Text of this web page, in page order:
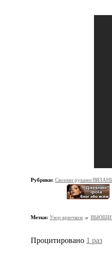
Рубрики: Своими руками/
Метки: Узор крючком
Процитировано 1 раз